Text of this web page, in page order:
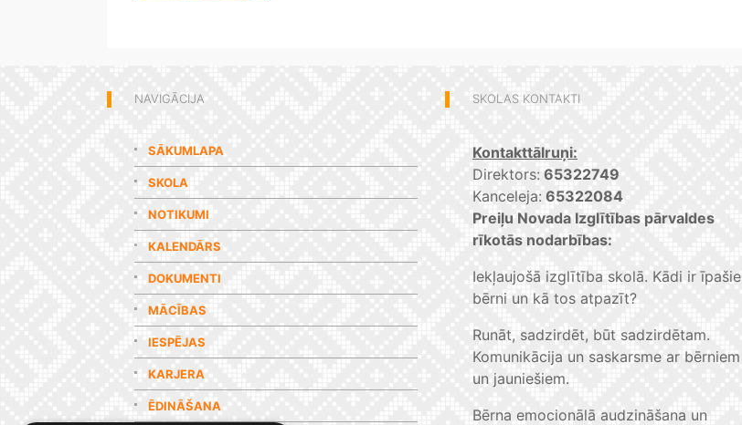
NAVIGĀCIJA
SĀKUMLAPA
SKOLA
NOTIKUMI
KALENDĀRS
DOKUMENTI
MĀCĪBAS
IESPĒJAS
KARJERA
ĒDINĀŠANA
SKOLAS KONTAKTI
Kontakttālruņi:
Direktors: 65322749
Kanceleja: 65322084
Preiļu Novada Izglītības pārvaldes
rīkotās nodarbības:
Iekļaujošā izglītība skolā. Kādi ir īpašie
bērni un kā tos atpazīt?
Runāt, sadzirdēt, būt sadzirdētam.
Komunikācija un saskarsme ar bērniem
un jauniešiem.
Bērna emocionālā audzināšana un